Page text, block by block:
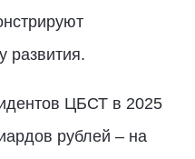
развития.
ЦБСТ в 2025
рублей – на